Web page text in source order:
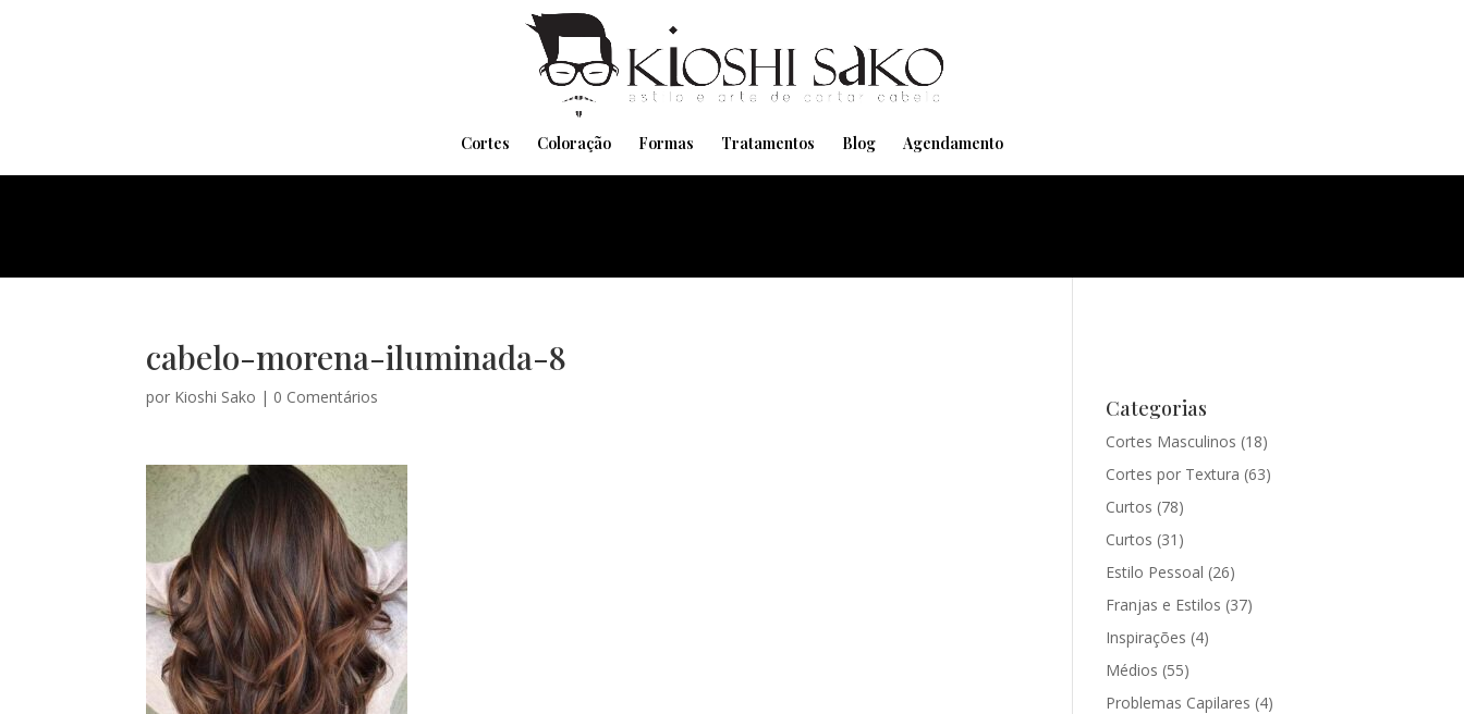
Cortes Coloração Formas Tratamentos Blog Agendamento
cabelo-morena-iluminada-8
por Kioshi Sako | 0 Comentários Categorias
Cortes Masculinos (18)
Cortes por Textura (63)
Curtos (78)
Curtos (31)
Estilo Pessoal (26)
Franjas e Estilos (37)
Inspirações (4)
Médios (55)
Problemas Capilares (4)
Pensando em transformar seu Visual??
Agende pelo Whatsapp